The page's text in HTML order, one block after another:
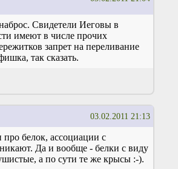
Свидетели Иеговы в
имеют в числе прочих
запрет на переливание
так сказать.
03.02.2011 21:13
белок, ассоциации с
Да и вообще - белки с виду
а по сути те же крысы :-).